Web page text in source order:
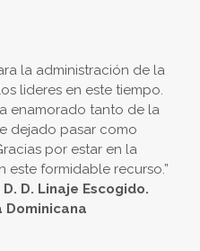
la administración de la
lideres en este tiempo.
enamorado tanto de la
dejado pasar como
por estar en la
este formidable recurso.”
D. Linaje Escogido.
Dominicana